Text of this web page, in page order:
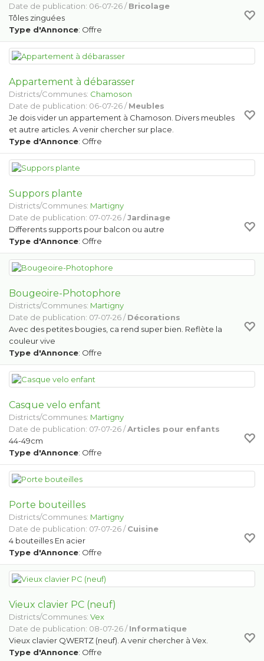
Date de publication: 06-07-26 /Bricolage
Tôles zinguées
Type d'Annonce: Offre
Appartement à débarasser
Districts/Communes: Chamoson
Date de publication: 06-07-26 /Meubles
Je dois vider un appartement à Chamoson. Divers meubles
et autre articles. A venir chercher sur place.
Type d'Annonce: Offre
Suppors plante
Districts/Communes: Martigny
Date de publication: 07-07-26 /Jardinage
Differents supports pour balcon ou autre
Type d'Annonce: Offre
Bougeoire-Photophore
Districts/Communes: Martigny
Date de publication: 07-07-26 /Décorations
Avec des petites bougies, ca rend super bien. Reflète la
couleur vive
Type d'Annonce: Offre
Casque velo enfant
Districts/Communes: Martigny
Date de publication: 07-07-26 /Articles pour enfants
44-49cm
Type d'Annonce: Offre
Porte bouteilles
Districts/Communes: Martigny
Date de publication: 07-07-26 /Cuisine
4 bouteilles En acier
Type d'Annonce: Offre
Vieux clavier PC (neuf)
Districts/Communes: Vex
Date de publication: 08-07-26 /Informatique
Vieux clavier QWERTZ (neuf). A venir chercher à Vex.
Type d'Annonce: Offre